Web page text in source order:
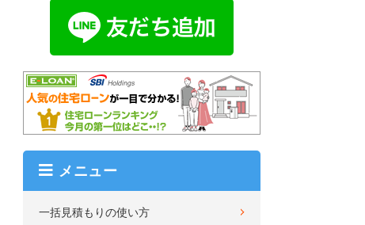
メニュー
一括見積もりの使い方